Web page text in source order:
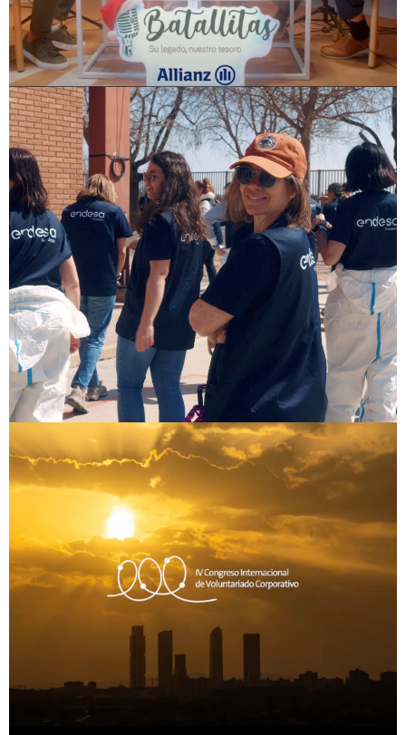
ENDESA
Damnificados Por La Dana
Comunicación de Programas
de Voluntariado Corporativo
VER PROYECTO
VOLUNTARE
Eventos con Propósito
VER PROYECTO